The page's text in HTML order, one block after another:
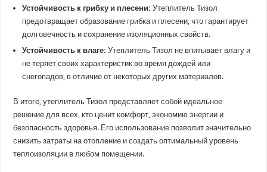
Устойчивость к грибку и плесени: Утеплитель Тизол
предотвращает образование грибка и плесени, что гарантирует
долговечность и сохранение изоляционных свойств.
Устойчивость к влаге: Утеплитель Тизол не впитывает влагу и
не теряет своих характеристик во время дождей или
снегопадов, в отличие от некоторых других материалов.
В итоге, утеплитель Тизол представляет собой идеальное
решение для всех, кто ценит комфорт, экономию энергии и
безопасность здоровья. Его использование позволит значительно
снизить затраты на отопление и создать оптимальный уровень
теплоизоляции в любом помещении.